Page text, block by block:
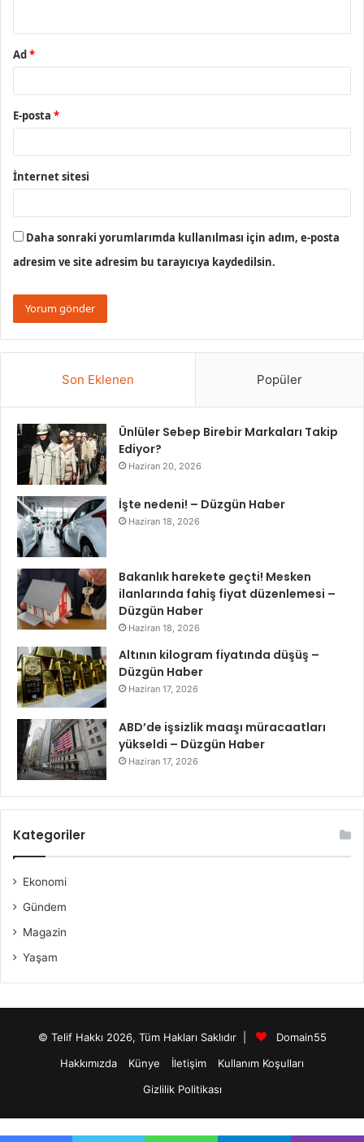
Ad*
E-posta *
İnternet sitesi
Daha sonraki yorumlarımda kullanılması için adım, e-posta
adresim ve site adresim bu tarayıcıya kaydedilsin.
Son Eklenen Popüler
Ünlüler Sebep Birebir Markaları Takip
Ediyor?
Haziran 20, 2026
İşte nedeni! – Düzgün Haber
Haziran 18, 2026
Bakanlık harekete geçti! Mesken
ilanlarında fahiş fiyat düzenlemesi –
Düzgün Haber
Haziran 18, 2026
Altının kilogram fiyatında düşüş –
Düzgün Haber
Haziran 17, 2026
ABD’de işsizlik maaşı müracaatları
yükseldi – Düzgün Haber
Haziran 17, 2026
Kategoriler
Ekonomi
Gündem
Magazin
Yaşam
© Telif Hakkı 2026, Tüm Hakları Saklıdır |
Domain55
Hakkımızda
Künye İletişim
Kullanım Koşulları
Gizlilik Politikası